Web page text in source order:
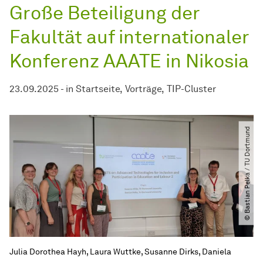
Große Beteiligung der
Fakultät auf internationaler
Konferenz AAATE in Nikosia
23.09.2025 - in Startseite Vorträge TIP-Cluster
© Bastian Pelka ​/​ TU Dortmund
Julia Dorothea Hayh, Laura Wuttke, Susanne Dirks, Daniela